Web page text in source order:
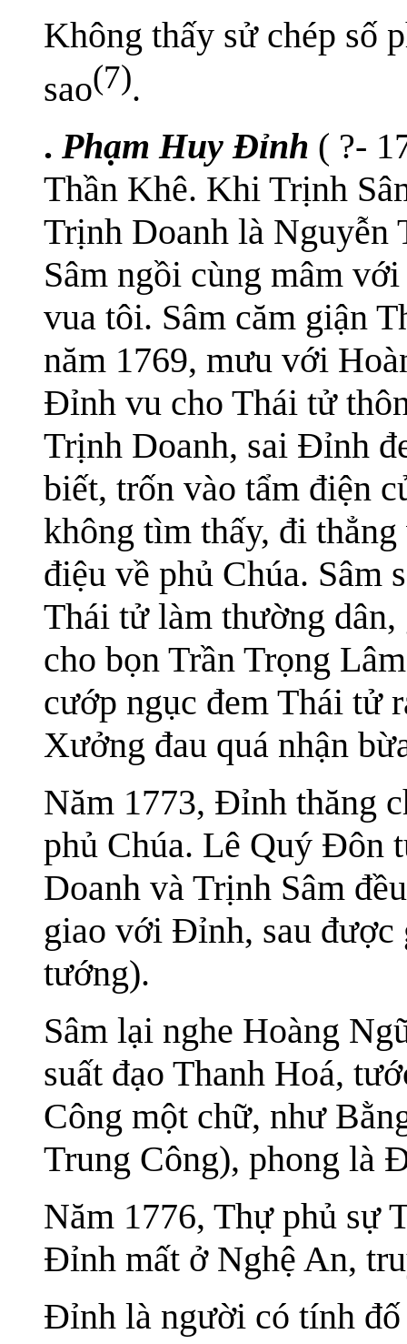
Không thấy sử chép số
sao(7).
. Phạm Huy Đỉnh ( ?-
Thần Khê. Khi Trịnh
Trịnh Doanh là Nguyễn
Sâm ngồi cùng mâm
vua tôi. Sâm căm giận
năm 1769, mưu với
Đỉnh vu cho Thái tử
Trịnh Doanh, sai Đỉnh
biết, trốn vào tẩm điện
không tìm thấy, đi
điệu về phủ Chúa. Sâm
Thái tử làm thường
cho bọn Trần Trọng
cướp ngục đem Thái tử
Xưởng đau quá nhận
Năm 1773, Đỉnh thăng
phủ Chúa. Lê Quý Đôn
Doanh và Trịnh Sâm
giao với Đỉnh, sau
tướng).
Sâm lại nghe Hoàng
suất đạo Thanh Hoá,
Công một chữ, như
Trung Công), phong là
Năm 1776, Thự phủ sự
Đỉnh mất ở Nghệ An,
Đỉnh là người có tính đố